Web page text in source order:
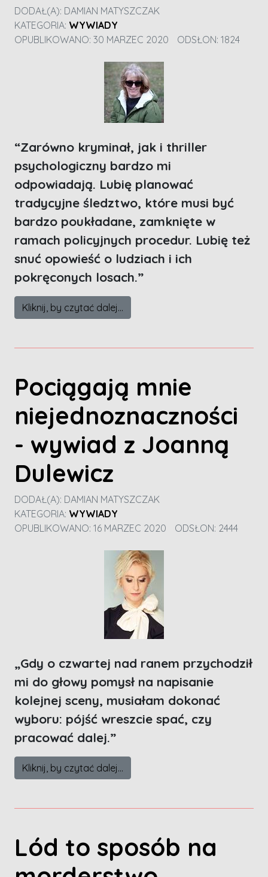
DODAŁ(A): DAMIAN MATYSZCZAK
KATEGORIA: WYWIADY
OPUBLIKOWANO: 30 MARZEC 2020
ODSŁON: 1824
“Zarówno kryminał, jak i thriller
psychologiczny bardzo mi
odpowiadają. Lubię planować
tradycyjne śledztwo, które musi być
bardzo poukładane, zamknięte w
ramach policyjnych procedur. Lubię też
snuć opowieść o ludziach i ich
pokręconych losach.”
Kliknij, by czytać dalej...
Pociągają mnie
niejednoznaczności
- wywiad z Joanną
Dulewicz
DODAŁ(A): DAMIAN MATYSZCZAK
KATEGORIA: WYWIADY
OPUBLIKOWANO: 16 MARZEC 2020
ODSŁON: 2444
„Gdy o czwartej nad ranem przychodził
mi do głowy pomysł na napisanie
kolejnej sceny, musiałam dokonać
wyboru: pójść wreszcie spać, czy
pracować dalej.”
Kliknij, by czytać dalej...
Lód to sposób na